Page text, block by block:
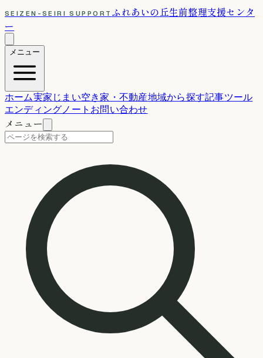
SEIZEN-SEIRI SUPPORT ふれあいの丘生前整理支援センタ
ー
メニュー
ホーム実家じまい空き家・不動産地域から探す記事ツール
エンディングノート お問い合わせ
メニュー